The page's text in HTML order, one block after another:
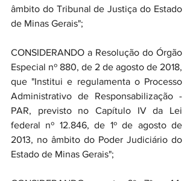
âmbito do Tribunal de Justiça do Estado
de Minas Gerais";
CONSIDERANDO a Resolução do Órgão
Especial nº 880, de 2 de agosto de 2018,
que "Institui e regulamenta o Processo
Administrativo de Responsabilização -
PAR, previsto no Capítulo IV da Lei
federal nº 12.846, de 1º de agosto de
2013, no âmbito do Poder Judiciário do
Estado de Minas Gerais";